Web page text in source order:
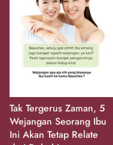
Tak Tergerus Zaman, 5
Wejangan Seorang Ibu
Ini Akan Tetap Relate